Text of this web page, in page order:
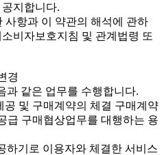
지합니다.
사항과 이 약관의 해석에 관하
비자보호지침 및 관계법령 또
경
과 같은 업무를 수행합니다.
및 구매계약의 체결 구매계약
급 구매협상업무를 대행하는 용
하기로 이용자와 체결한 서비스